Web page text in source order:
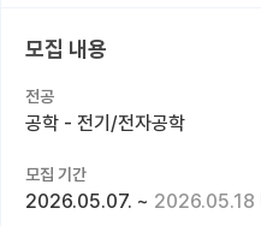
전공별 모집 정보
국내대학원 정보
연구실&오픈랩
모집 내용
전공
공학 - 전기/전자공학
모집 기간
2026.05.07. ~ 2026.05.18